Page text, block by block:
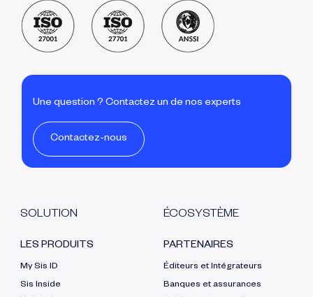
Une question ? Contactez un de nos experts
Contactez-nous
SOLUTION
LES PRODUITS
My Sis ID
Sis Inside
ÉCOSYSTÈME
PARTENAIRES
Éditeurs et Intégrateurs
Banques et assurances